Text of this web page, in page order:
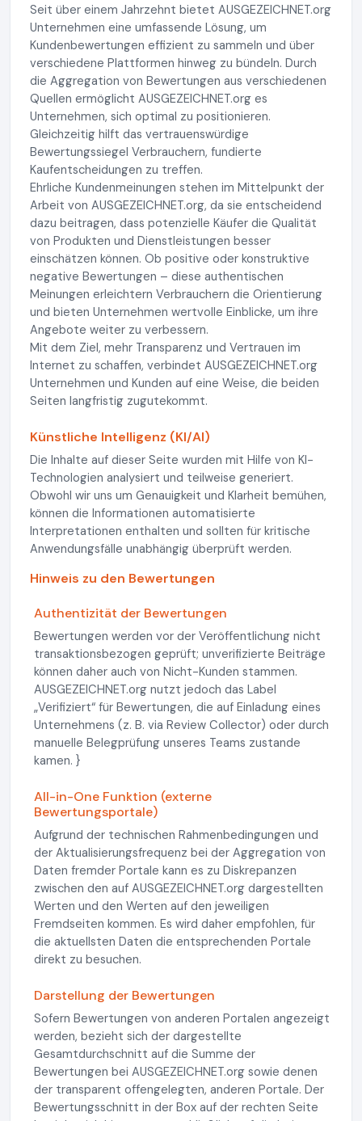
Seit über einem Jahrzehnt bietet AUSGEZEICHNET.org
Unternehmen eine umfassende Lösung, um
Kundenbewertungen effizient zu sammeln und über
verschiedene Plattformen hinweg zu bündeln. Durch
die Aggregation von Bewertungen aus verschiedenen
Quellen ermöglicht AUSGEZEICHNET.org es
Unternehmen, sich optimal zu positionieren.
Gleichzeitig hilft das vertrauenswürdige
Bewertungssiegel Verbrauchern, fundierte
Kaufentscheidungen zu treffen.
Ehrliche Kundenmeinungen stehen im Mittelpunkt der
Arbeit von AUSGEZEICHNET.org, da sie entscheidend
dazu beitragen, dass potenzielle Käufer die Qualität
von Produkten und Dienstleistungen besser
einschätzen können. Ob positive oder konstruktive
negative Bewertungen – diese authentischen
Meinungen erleichtern Verbrauchern die Orientierung
und bieten Unternehmen wertvolle Einblicke, um ihre
Angebote weiter zu verbessern.
Mit dem Ziel, mehr Transparenz und Vertrauen im
Internet zu schaffen, verbindet AUSGEZEICHNET.org
Unternehmen und Kunden auf eine Weise, die beiden
Seiten langfristig zugutekommt.
Künstliche Intelligenz (KI/AI)
Die Inhalte auf dieser Seite wurden mit Hilfe von KI-
Technologien analysiert und teilweise generiert.
Obwohl wir uns um Genauigkeit und Klarheit bemühen,
können die Informationen automatisierte
Interpretationen enthalten und sollten für kritische
Anwendungsfälle unabhängig überprüft werden.
Hinweis zu den Bewertungen
Authentizität der Bewertungen
Bewertungen werden vor der Veröffentlichung nicht
transaktionsbezogen geprüft; unverifizierte Beiträge
können daher auch von Nicht-Kunden stammen.
AUSGEZEICHNET.org nutzt jedoch das Label
„Verifiziert“ für Bewertungen, die auf Einladung eines
Unternehmens (z. B. via Review Collector) oder durch
manuelle Belegprüfung unseres Teams zustande
kamen. }
All-in-One Funktion (externe
Bewertungsportale)
Aufgrund der technischen Rahmenbedingungen und
der Aktualisierungsfrequenz bei der Aggregation von
Daten fremder Portale kann es zu Diskrepanzen
zwischen den auf AUSGEZEICHNET.org dargestellten
Werten und den Werten auf den jeweiligen
Fremdseiten kommen. Es wird daher empfohlen, für
die aktuellsten Daten die entsprechenden Portale
direkt zu besuchen.
Darstellung der Bewertungen
Sofern Bewertungen von anderen Portalen angezeigt
werden, bezieht sich der dargestellte
Gesamtdurchschnitt auf die Summe der
Bewertungen bei AUSGEZEICHNET.org sowie denen
der transparent offengelegten, anderen Portale. Der
Bewertungsschnitt in der Box auf der rechten Seite